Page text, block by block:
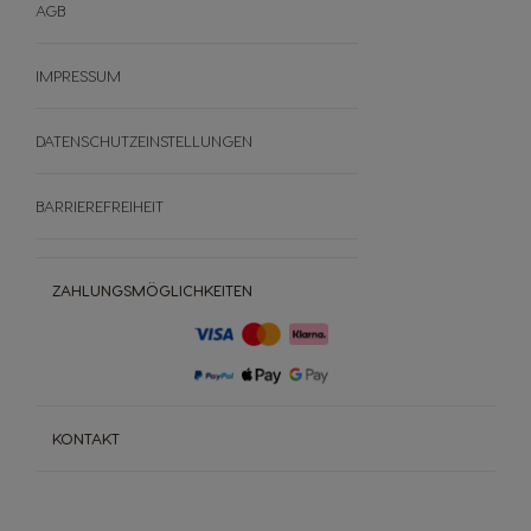
ZAHLUNGSMÖGLICHKEITEN
KONTAKT
AGB
IMPRESSUM
DATENSCHUTZEINSTELLUNGEN
BARRIEREFREIHEIT